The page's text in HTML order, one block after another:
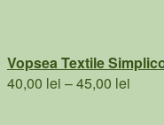
Vopsea Textile
40,00 lei –45,00 lei